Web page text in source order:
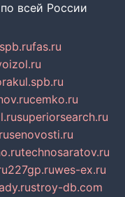
всей России
fas.ru
cemko.ru
superiorsearch.ru
senovosti.ru
technosaratov.ru
227gp.ruwes-ex.ru
stroy-db.com